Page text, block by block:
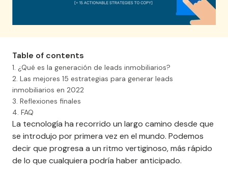
Table of contents
1. ¿Qué es la generación de leads inmobiliarios?
2. Las mejores 15 estrategias para generar leads
inmobiliarios en 2022
3. Reflexiones finales
4. FAQ
La tecnología ha recorrido un largo camino desde que
se introdujo por primera vez en el mundo. Podemos
decir que progresa a un ritmo vertiginoso, más rápido
de lo que cualquiera podría haber anticipado.